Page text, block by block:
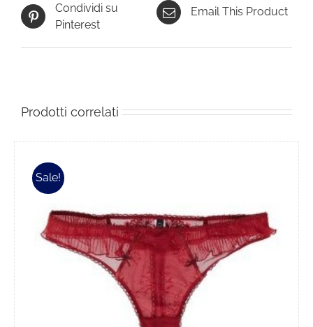
Condividi su
Pinterest
Email This Product
Prodotti correlati
Sale!